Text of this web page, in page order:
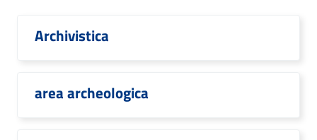
Archivistica
area archeologica